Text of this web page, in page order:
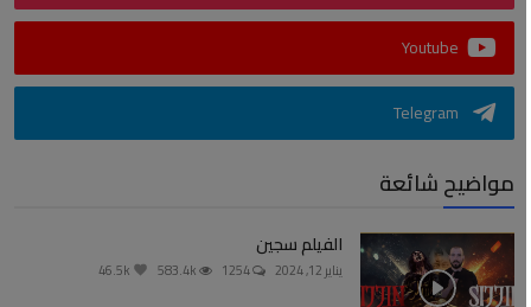
Youtube
Telegram
مواضيح شائعة
الفيلم سجين
يناير 12, 2024 1254
583.4k
46.5k